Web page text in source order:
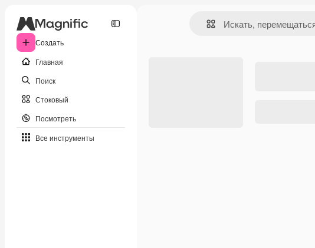
Создать
Главная
Поиск
Стоковый
Посмотреть
Все инструменты